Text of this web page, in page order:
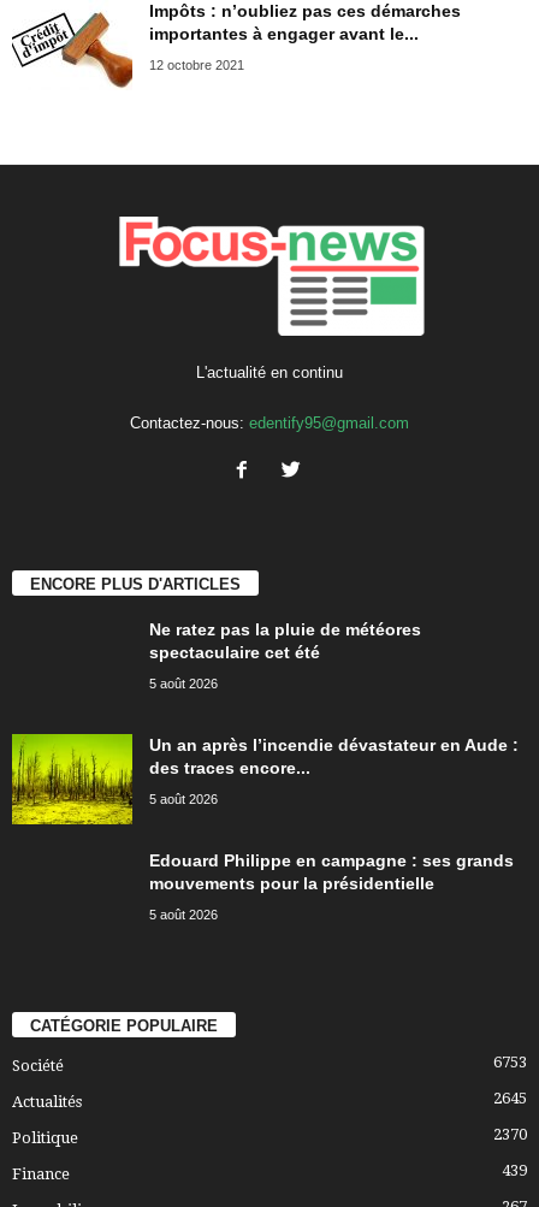
Impôts : n’oubliez pas ces démarches
importantes à engager avant le...
12 octobre 2021
L'actualité en continu
Contactez-nous: edentify95@gmail.com
ENCORE PLUS D'ARTICLES
Ne ratez pas la pluie de météores
spectaculaire cet été
5 août 2026
Un an après l’incendie dévastateur en Aude :
des traces encore...
5 août 2026
Edouard Philippe en campagne : ses grands
mouvements pour la présidentielle
5 août 2026
CATÉGORIE POPULAIRE
Société 6753
Actualités 2645
Politique 2370
Finance 439